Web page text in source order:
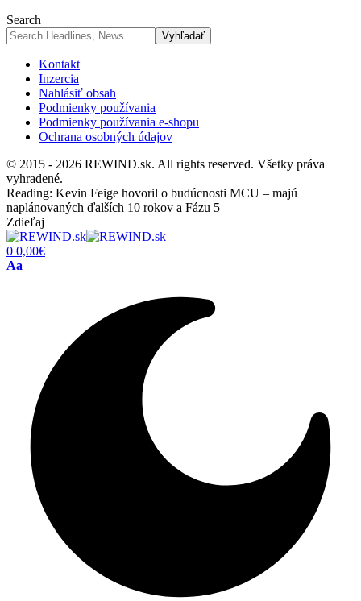
Search
Kontakt
Inzercia
Nahlásiť obsah
Podmienky používania
Podmienky používania e-shopu
Ochrana osobných údajov
© 2015 - 2026 REWIND.sk. All rights reserved. Všetky práva
vyhradené.
Reading: Kevin Feige hovoril o budúcnosti MCU – majú
naplánovaných ďalších 10 rokov a Fázu 5
Zdieľaj
0 0,00€
Font
Aa